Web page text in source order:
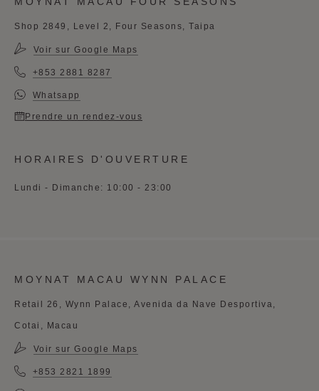
Shop 2849, Level 2, Four Seasons, Taipa
Voir sur Google Maps
+853 2881 8287
Whatsapp
Prendre un rendez-vous
HORAIRES D'OUVERTURE
Lundi - Dimanche: 10:00 - 23:00
MOYNAT MACAU WYNN PALACE
Retail 26, Wynn Palace, Avenida da Nave Desportiva,
Cotai, Macau
Voir sur Google Maps
+853 2821 1899